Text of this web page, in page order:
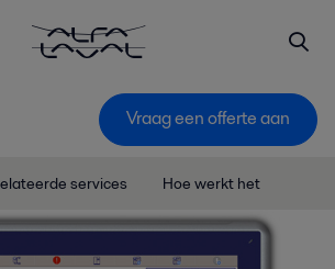
Vraag een offerte aan
services Hoe werkt het